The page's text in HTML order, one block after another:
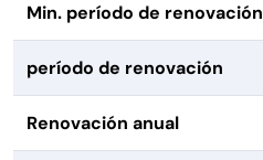
Min. período de renovación
período de renovación
Renovación anual